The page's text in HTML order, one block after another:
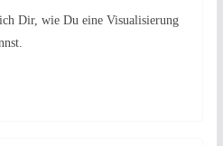
Dir, wie Du eine Visualisierung